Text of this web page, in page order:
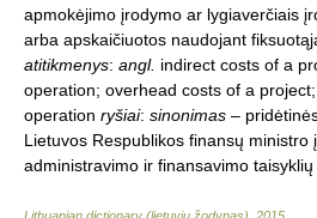
apmokėjimo įrodymo ar lygiaverčiais
arba apskaičiuotos naudojant
atitikmenys: angl. indirect costs of a
operation; overhead costs of a
operation ryšiai: sinonimas –
Lietuvos Respublikos finansų ministro
administravimo ir finansavimo